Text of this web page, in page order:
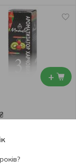
+
₴
ківі 10г